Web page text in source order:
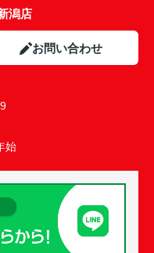
潟店
お問い合わせ
始